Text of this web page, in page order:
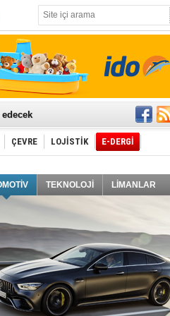
ÇEVRE LOJİSTİK E-DERGİ
TEKNOLOJİ LİMANLAR